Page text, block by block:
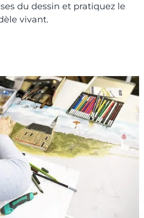
du dessin et pratiquez le
vivant.